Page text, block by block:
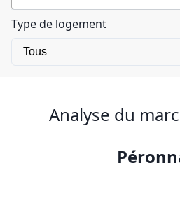
Type de logement
Analyse du